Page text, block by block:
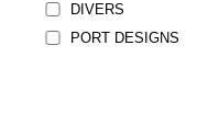
DIVERS
PORT DESIGNS